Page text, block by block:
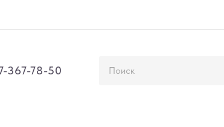
367-78-50